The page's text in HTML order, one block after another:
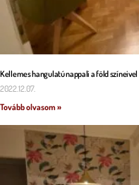
Kellemes hangulatú nappali a föld színeivel
2022.12.07.
Tovább olvasom »